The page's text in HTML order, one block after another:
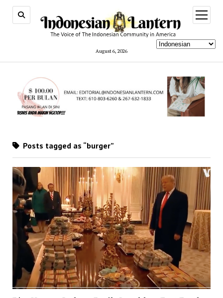
August 6, 2026
open
menu
Posts tagged as “burger”